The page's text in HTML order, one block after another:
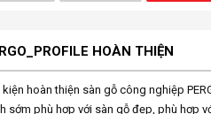
HOÀN THIỆN
kiện hoàn thiện sàn gỗ công nghiệp
sớm phù hợp với sàn gỗ đẹp, phù hợp